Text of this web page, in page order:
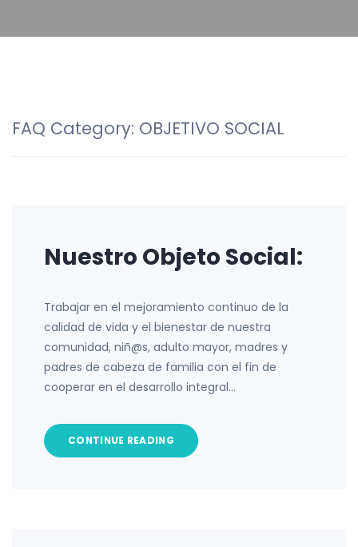
FAQ Category: OBJETIVO SOCIAL
Nuestro Objeto Social:
Trabajar en el mejoramiento continuo de la
calidad de vida y el bienestar de nuestra
comunidad, niñ@s, adulto mayor, madres y
padres de cabeza de familia con el fin de
cooperar en el desarrollo integral…
CONTINUE READING